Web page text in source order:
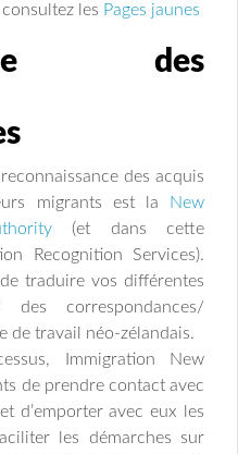
les Pages jaunes
des
des acquis
migrants est la
New
(et dans cette
Recognition Services).
traduire vos différentes
des correspondances/
de travail néo-zélandais.
Immigration New
de prendre contact avec
d’emporter avec eux les
les démarches sur